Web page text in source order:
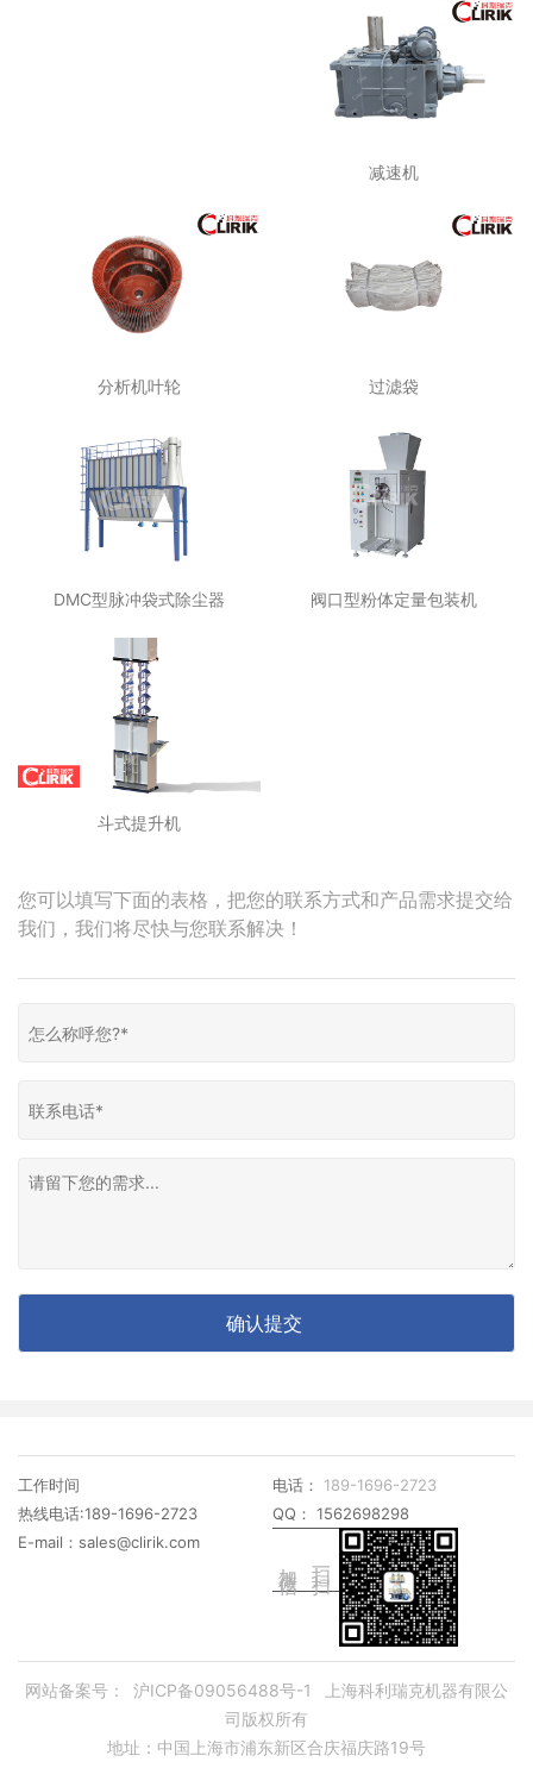
减速机
分析机叶轮 过滤袋
DMC型脉冲袋式除尘器 阀口型粉体定量包装机
斗式提升机
您可以填写下面的表格，把您的联系方式和产品需求提交给
我们，我们将尽快与您联系解决！
工作时间
热线电话:189-1696-2723
电话： 189-1696-2723
QQ： 1562698298
E-mail：sales@clirik.com
网站备案号： 沪ICP备09056488号-1
上海科利瑞克机器有限公
司版权所有
地址：中国上海市浦东新区合庆福庆路19号